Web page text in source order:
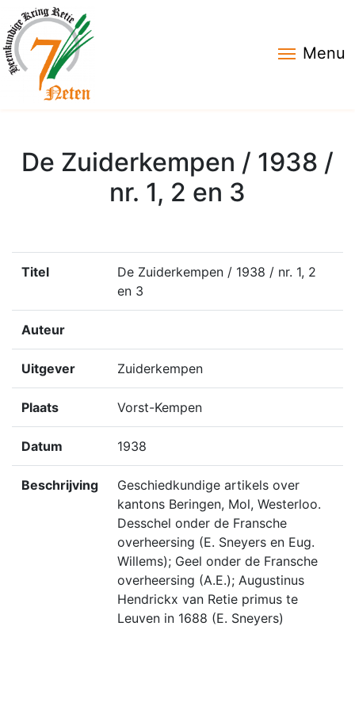
Menu
De Zuiderkempen / 1938 /
nr. 1, 2 en 3
Titel
De Zuiderkempen / 1938 / nr. 1, 2
en 3
Auteur
Uitgever Zuiderkempen
Plaats Vorst-Kempen
Datum 1938
Beschrijving
Geschiedkundige artikels over
kantons Beringen, Mol, Westerloo.
Desschel onder de Fransche
overheersing (E. Sneyers en Eug.
Willems); Geel onder de Fransche
overheersing (A.E.); Augustinus
Hendrickx van Retie primus te
Leuven in 1688 (E. Sneyers)